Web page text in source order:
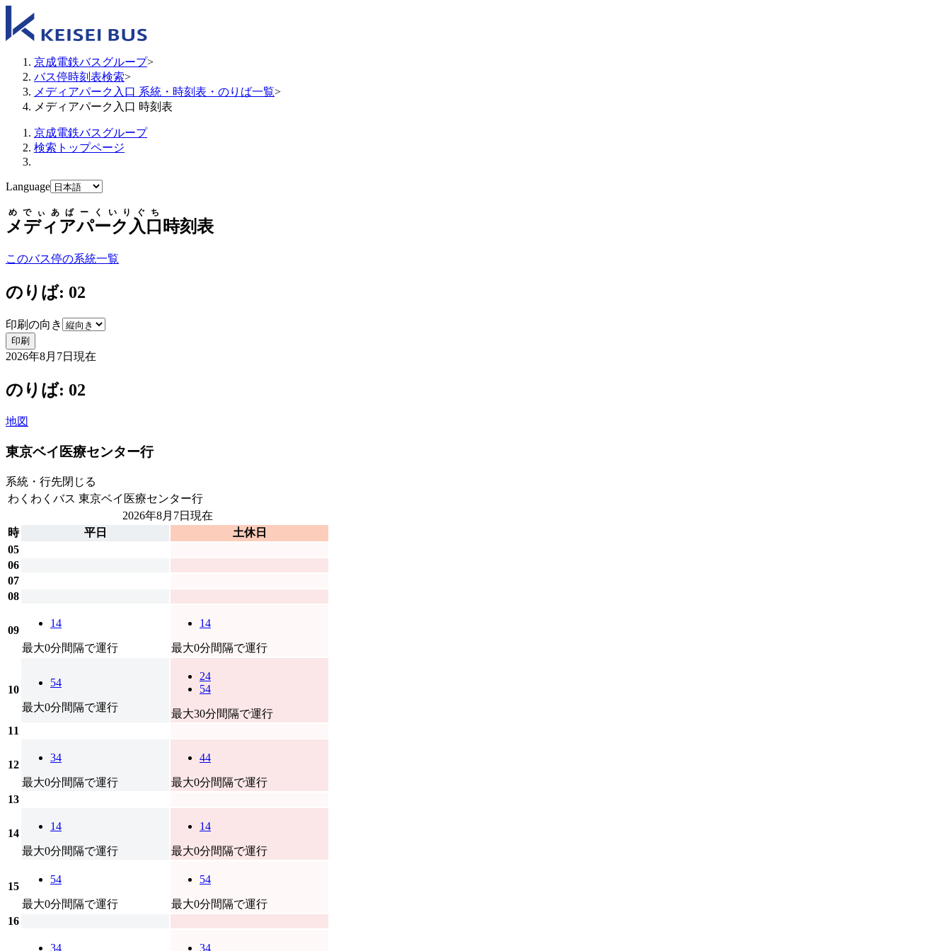
京成電鉄バスグループ>
バス停時刻表検索>
メディアパーク入口 系統・時刻表・のりば一覧>
メディアパーク入口 時刻表
京成電鉄バスグループ
検索トップページ
Language
メディアパーク入口
めでぃあぱーくいりぐち
時刻表
このバス停の系統一覧
のりば: 02
印刷の向き
印刷
2026年8月7日 現在
のりば: 02
地図
東京ベイ医療センター行
系統・行先閉じる
わくわくバス 東京ベイ医療センター行
2026年8月7日 現在
時
平日
土休日
05
06
07
08
09
14
最大0分間隔で運行
14
最大0分間隔で運行
10
54
最大0分間隔で運行
24
54
最大30分間隔で運行
11
12
34
最大0分間隔で運行
44
最大0分間隔で運行
13
14
14
最大0分間隔で運行
14
最大0分間隔で運行
15
54
最大0分間隔で運行
54
最大0分間隔で運行
16
34 34